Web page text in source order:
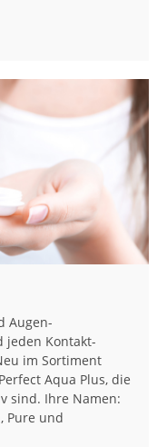
Augen­
jeden Kontakt­
im Sortiment
Aqua Plus, die
sind. Ihre Namen:
Pure und